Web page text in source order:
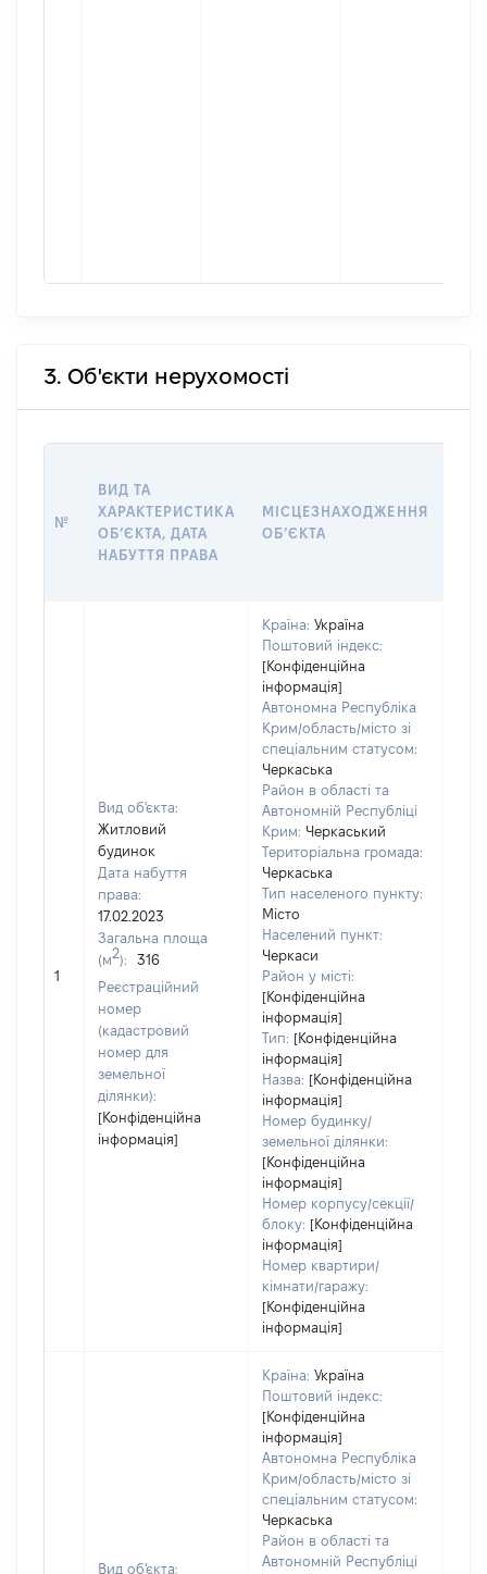
3. Об'єкти нерухомості
№
ВИД ТА
ХАРАКТЕРИСТИКА
ОБʼЄКТА, ДАТА
НАБУТТЯ ПРАВА
МІСЦЕЗНАХОДЖЕННЯ
ОБʼЄКТА
1
Вид об'єкта:
Житловий
будинок
Дата набуття
права:
17.02.2023
Загальна площа
(м2):
316
Реєстраційний
номер
(кадастровий
номер для
земельної
ділянки):
[Конфіденційна
інформація]
Країна: Україна
Поштовий індекс:
[Конфіденційна
інформація]
Автономна Республіка
Крим/область/місто зі
спеціальним статусом:
Черкаська
Район в області та
Автономній Республіці
Крим: Черкаський
Територіальна громада:
Черкаська
Тип населеного пункту:
Місто
Населений пункт:
Черкаси
Район у місті:
[Конфіденційна
інформація]
Тип: [Конфіденційна
інформація]
Назва: [Конфіденційна
інформація]
Номер будинку/
земельної ділянки:
[Конфіденційна
інформація]
Номер корпусу/секції/
блоку: [Конфіденційна
інформація]
Номер квартири/
кімнати/гаражу:
[Конфіденційна
інформація]
Вид об'єкта:
Країна: Україна
Поштовий індекс:
[Конфіденційна
інформація]
Автономна Республіка
Крим/область/місто зі
спеціальним статусом:
Черкаська
Район в області та
Автономній Республіці